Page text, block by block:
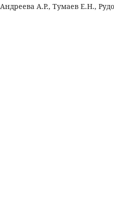
Андреева А.Р., Тумаев Е.Н.,